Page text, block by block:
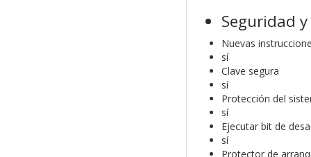
Seguridad
Nuevas
sí
Clave segura
sí
Protección del
sí
Ejecutar bit de
sí
Protector de